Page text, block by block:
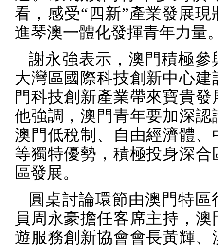
看，感受“四新”產業發展現
進琴澳一體化發揮青年力量
謝永強表示，澳門積極參
大灣區國際科技創新中心建
門科技創新產業帶來寶貴發
他強調，澳門青年要加深認
澳門低稅制、自由經濟體、
等獨特優勢，積極投身深合
區發展。
圓桌討論環節由澳門特區
員周永豪擔任客席主持，澳
遊服務創新協會會長黃輝、